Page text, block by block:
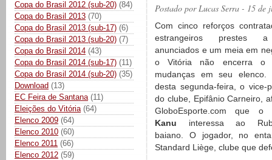
Copa do Brasil 2012 (sub-20) (84)
Copa do Brasil 2013 (70)
Copa do Brasil 2013 (sub-17) (6)
Copa do Brasil 2013 (sub-20) (7)
Copa do Brasil 2014 (43)
Copa do Brasil 2014 (sub-17) (11)
Copa do Brasil 2014 (sub-20) (35)
Download (13)
EC Feira de Santana (11)
Eleições do Vitória (64)
Elenco 2009 (64)
Elenco 2010 (60)
Elenco 2011 (66)
Elenco 2012 (59)
Postado porLucas Serra - 15 de
Com cinco reforços
estrangeiros prestes
anunciados e um meia em
o Vitória não encerra o
mudanças em seu elenco.
desta segunda-feira, o vice-
do clube, Epifânio Carneiro,
GloboEsporte.com que o
Kanu interessa ao
baiano. O jogador, no
Standard Liège, clube que